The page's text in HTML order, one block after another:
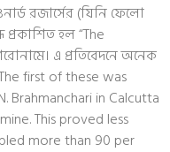
রজার্সের (যিনি ফেলো
হল “The
এ প্রতিবেদনে অনেক
first of these was
Brahmanchari in Calcutta
This proved less
more than 90 per